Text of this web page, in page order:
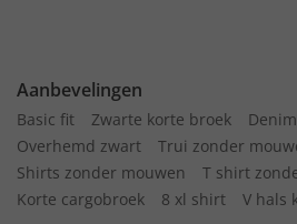
Aanbevelingen
Basic fit Zwarte korte broek
Overhemd zwart
Trui zonder
Shirts zonder mouwen
T shirt
Korte cargobroek
8 xl shirt V hals